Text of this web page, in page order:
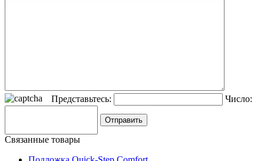
Представьтесь: Число:
Связанные товары